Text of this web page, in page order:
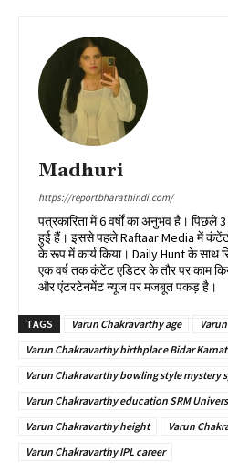
Madhuri
https://reportbharathindi.com/
पत्रकारिता में 6 वर्षों का अनुभव है।
हुई हैं। इससे पहले Raftaar Media में
के रूप में कार्य किया। Daily Hunt के साथ
एक वर्ष तक कंटेंट एडिटर के तौर पर काम
और एंटरटेनमेंट न्यूज पर मजबूत पकड़ है।
TAGS Varun Chakravarthy age
Varun Chakravarthy birthplace Bidar
Varun Chakravarthy bowling style mystery
Varun Chakravarthy education SRM
Varun Chakravarthy height
Varun
Varun Chakravarthy IPL career